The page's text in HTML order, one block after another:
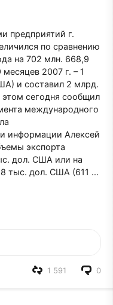
предприятий г.
по сравнению
на 702 млн. 668,9
2007 г. – 1
и составил 2 млрд.
сегодня сообщил
международного
информации Алексей
экспорта
дол. США или на
тыс. дол. США (611 ...
0
1 591